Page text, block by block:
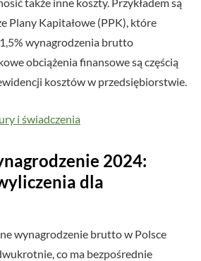
Plany Kapitałowe (PPK), które
wynagrodzenia brutto
obciążenia finansowe są częścią
kosztów w przedsiębiorstwie.
i świadczenia
2024:
dla
wynagrodzenie brutto w Polsce
co ma bezpośrednie